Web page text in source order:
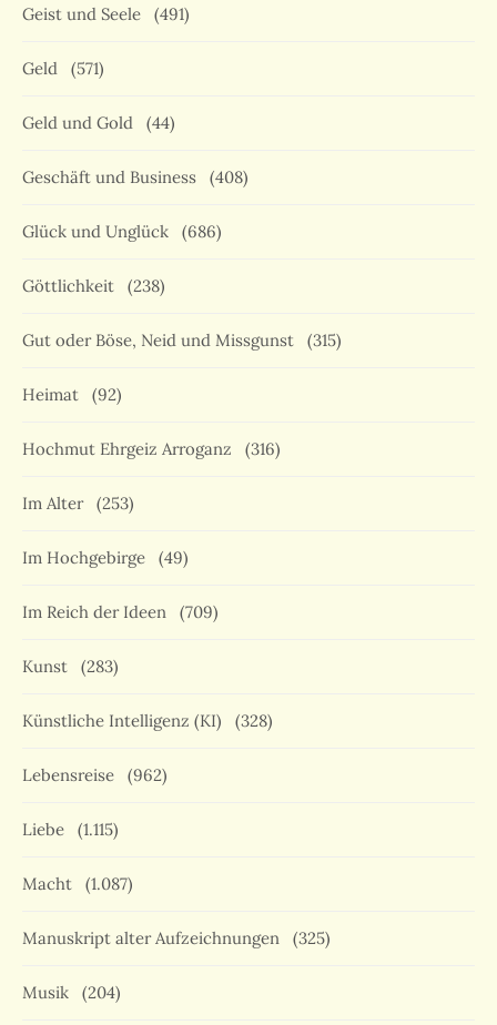
Geist und Seele (491)
Geld (571)
Geld und Gold (44)
Geschäft und Business (408)
Glück und Unglück (686)
Göttlichkeit (238)
Gut oder Böse, Neid und Missgunst (315)
Heimat (92)
Hochmut Ehrgeiz Arroganz (316)
Im Alter (253)
Im Hochgebirge (49)
Im Reich der Ideen (709)
Kunst (283)
Künstliche Intelligenz (KI) (328)
Lebensreise (962)
Liebe (1.115)
Macht (1.087)
Manuskript alter Aufzeichnungen (325)
Musik (204)